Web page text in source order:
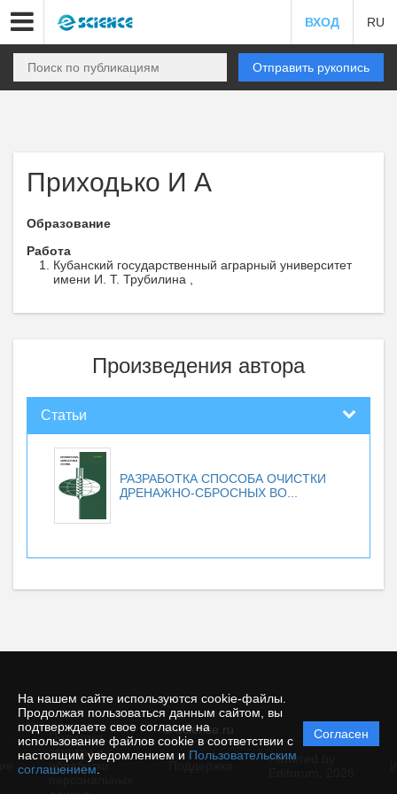
На нашем сайте используются cookie-файлы.
Продолжая пользоваться данным сайтом, вы
подтверждаете свое согласие на
использование файлов cookie в соответствии с
настоящим уведомлением и Пользовательским
соглашением
Согласен
ВХОД RU
Отправить рукопись
Приходько И А
Образование
Работа
Кубанский государственный аграрный университет
имени И. Т. Трубилина ,
Произведения автора
Статьи
РАЗРАБОТКА СПОСОБА ОЧИСТКИ
ДРЕНАЖНО-СБРОСНЫХ ВО...
© ecience.ru
Политика
защиты и
обработки
Powered by